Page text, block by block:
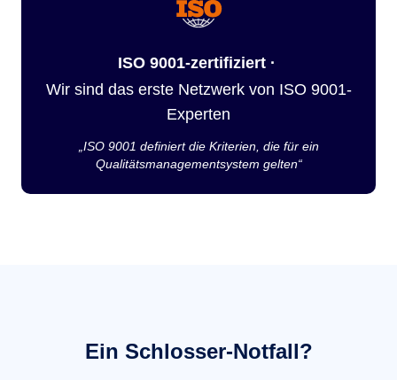
ISO 9001-zertifiziert ·
Wir sind das erste Netzwerk von ISO 9001-
Experten
„ISO 9001 definiert die Kriterien, die für ein
Qualitätsmanagementsystem gelten“
Ein Schlosser-Notfall?